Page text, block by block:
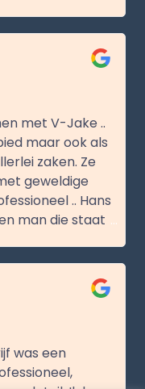
met V-Jake ..
maar ook als
zaken. Ze
geweldige
.. Hans
man die staat ...
was een